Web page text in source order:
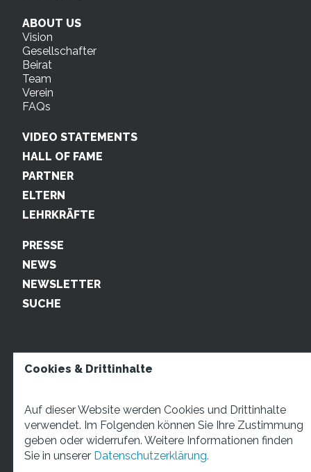
ABOUT US
Vision
Gesellschafter
Beirat
Team
Verein
FAQs
VIDEO STATEMENTS
HALL OF FAME
PARTNER
ELTERN
LEHRKRÄFTE
PRESSE
NEWS
NEWSLETTER
SUCHE
STARTUP TEENS Münsterstraße 5, 59065 Hamm. Fon:
+49 2381 4870207 Mail:info@startupteens.de
Cookies & Drittinhalte
Auf dieser Website werden Cookies und Drittinhalte
verwendet. Im Folgenden können Sie Ihre Zustimmung
geben oder widerrufen. Weitere Informationen finden
Sie in unserer Datenschutzerklärung.